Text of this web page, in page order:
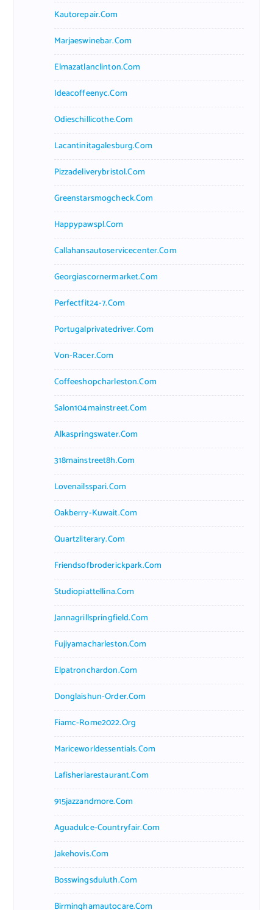
Kautorepair.com
Marjaeswinebar.com
Elmazatlanclinton.com
Ideacoffeenyc.com
Odieschillicothe.com
Lacantinitagalesburg.com
Pizzadeliverybristol.com
Greenstarsmogcheck.com
Happypawspl.com
Callahansautoservicecenter.com
Georgiascornermarket.com
Perfectfit24-7.com
Portugalprivatedriver.com
Von-Racer.com
Coffeeshopcharleston.com
Salon104mainstreet.com
Alkaspringswater.com
318mainstreet8h.com
Lovenailsspari.com
Oakberry-Kuwait.com
Quartzliterary.com
Friendsofbroderickpark.com
Studiopiattellina.com
Jannagrillspringfield.com
Fujiyamacharleston.com
Elpatronchardon.com
Donglaishun-Order.com
Fiamc-Rome2022.org
Mariceworldessentials.com
Lafisheriarestaurant.com
915jazzandmore.com
Aguadulce-Countryfair.com
Jakehovis.com
Bosswingsduluth.com
Birminghamautocare.com